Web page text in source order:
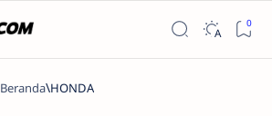
Beranda HONDA